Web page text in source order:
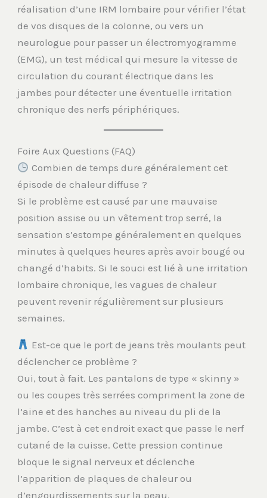
réalisation d’une IRM lombaire pour vérifier l’état
de vos disques de la colonne, ou vers un
neurologue pour passer un électromyogramme
(EMG), un test médical qui mesure la vitesse de
circulation du courant électrique dans les
jambes pour détecter une éventuelle irritation
chronique des nerfs périphériques.
Foire Aux Questions (FAQ)
Combien de temps dure généralement cet
épisode de chaleur diffuse ?
Si le problème est causé par une mauvaise
position assise ou un vêtement trop serré, la
sensation s’estompe généralement en quelques
minutes à quelques heures après avoir bougé ou
changé d’habits. Si le souci est lié à une irritation
lombaire chronique, les vagues de chaleur
peuvent revenir régulièrement sur plusieurs
semaines.
Est-ce que le port de jeans très moulants peut
déclencher ce problème ?
Oui, tout à fait. Les pantalons de type « skinny »
ou les coupes très serrées compriment la zone de
l’aine et des hanches au niveau du pli de la
jambe. C’est à cet endroit exact que passe le nerf
cutané de la cuisse. Cette pression continue
bloque le signal nerveux et déclenche
l’apparition de plaques de chaleur ou
d’engourdissements sur la peau.